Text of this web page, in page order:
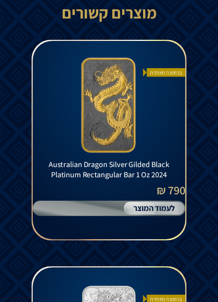
מוצרים קשורים
בהזמנה מיוחדת
Australian Dragon Silver Gilded Black
Platinum Rectangular Bar 1 Oz 2024
790 ₪
לעמוד המוצר
בהזמנה מיוחדת